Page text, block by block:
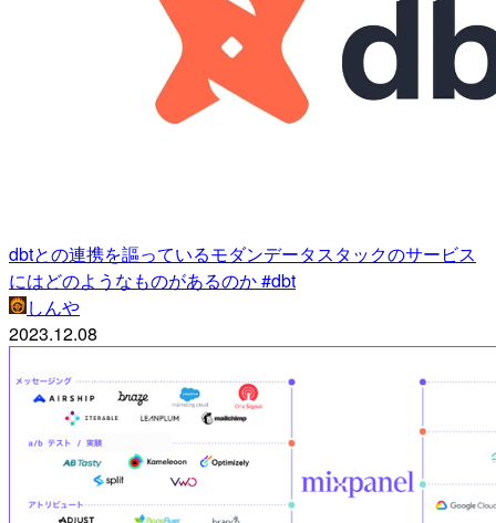
dbtとの連携を謳っているモダンデータスタックのサービス
にはどのようなものがあるのか #dbt
しんや
2023.12.08